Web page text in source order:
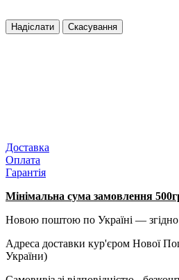
Надіслати Скасування
Доставка
Оплата
Гарантія
Мінімальна сума замовлення
Новою поштою по Україні — згідно
Адреса доставки кур'єром Нової
України)